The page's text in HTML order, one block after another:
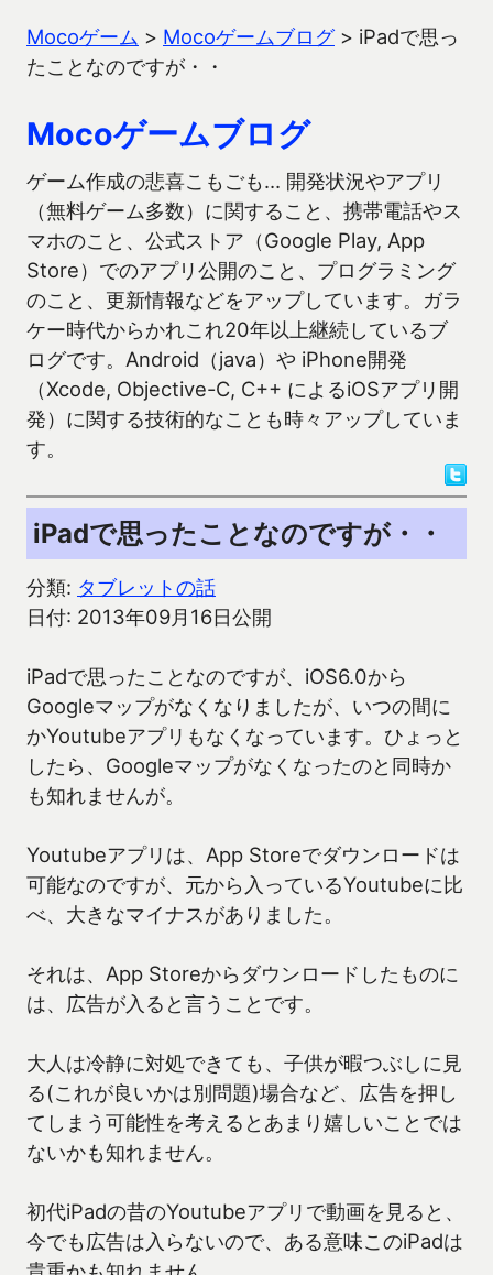
Mocoゲーム > Mocoゲームブログ> iPadで思っ
たことなのですが・・
Mocoゲームブログ
ゲーム作成の悲喜こもごも… 開発状況やアプリ
（無料ゲーム多数）に関すること、携帯電話やス
マホのこと、公式ストア（Google Play, App
Store）でのアプリ公開のこと、プログラミング
のこと、更新情報などをアップしています。ガラ
ケー時代からかれこれ20年以上継続しているブ
ログです。Android（java）や iPhone開発
（Xcode, Objective-C, C++ によるiOSアプリ開
発）に関する技術的なことも時々アップしていま
す。
iPadで思ったことなのですが・・
分類: タブレットの話
日付: 2013年09月16日公開
iPadで思ったことなのですが、iOS6.0から
Googleマップがなくなりましたが、いつの間に
かYoutubeアプリもなくなっています。ひょっと
したら、Googleマップがなくなったのと同時か
も知れませんが。
Youtubeアプリは、App Storeでダウンロードは
可能なのですが、元から入っているYoutubeに比
べ、大きなマイナスがありました。
それは、App Storeからダウンロードしたものに
は、広告が入ると言うことです。
大人は冷静に対処できても、子供が暇つぶしに見
る(これが良いかは別問題)場合など、広告を押し
てしまう可能性を考えるとあまり嬉しいことでは
ないかも知れません。
初代iPadの昔のYoutubeアプリで動画を見ると、
今でも広告は入らないので、ある意味このiPadは